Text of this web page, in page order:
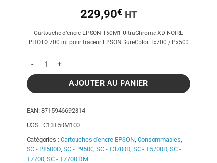
229,90€ HT
Cartouche d’encre EPSON T50M1 UltraChrome XD NOIRE
PHOTO 700 ml pour traceur EPSON SureColor Tx700 / Px500
quantité de Cartouche d'encre EPSON T50M1 UltraChrome
AJOUTER AU PANIER
EAN: 8715946692814
UGS : C13T50M100
Catégories : Cartouches d'encre EPSON Consommables
SC - P8500D SC - P9500 SC - T3700D SC - T5700D SC -
T7700 SC - T7700 DM